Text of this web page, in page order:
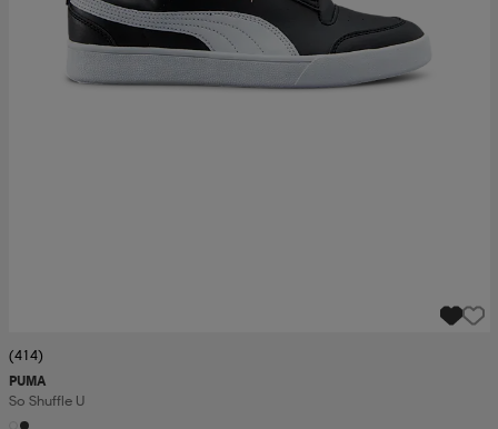
(414)
PUMA
So Shuffle U